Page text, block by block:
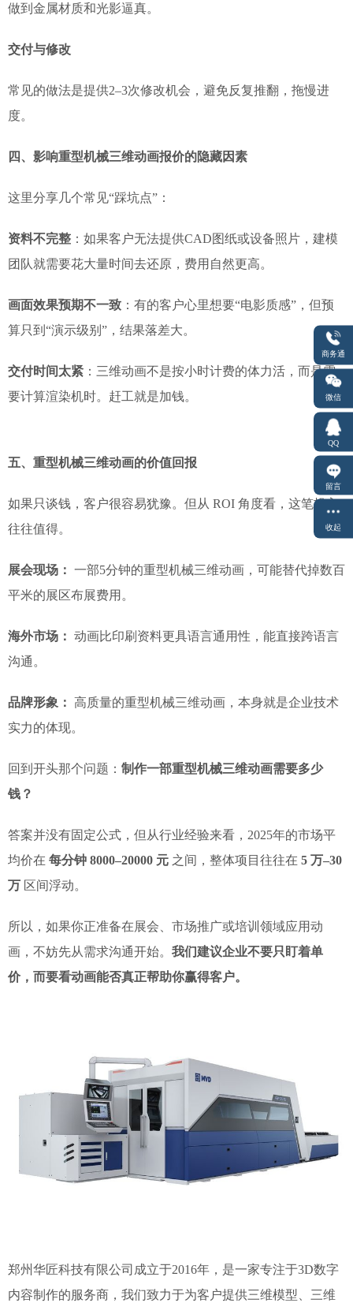
做到金属材质和光影逼真。
交付与修改
常见的做法是提供2–3次修改机会，避免反复推翻，拖慢进
度。
四、影响重型机械三维动画报价的隐藏因素
这里分享几个常见“踩坑点”：
资料不完整 ：如果客户无法提供CAD图纸或设备照片，建模
团队就需要花大量时间去还原，费用自然更高。
画面效果预期不一致 ：有的客户心里想要“电影质感”，但预
算只到“演示级别”，结果落差大。
交付时间太紧 ：三维动画不是按小时计费的体力活，而是需
要计算渲染机时。赶工就是加钱。
五、重型机械三维动画的价值回报
如果只谈钱，客户很容易犹豫。但从 ROI 角度看，这笔投入
往往值得。
展会现场： 一部5分钟的重型机械三维动画，可能替代掉数百
平米的展区布展费用。
海外市场： 动画比印刷资料更具语言通用性，能直接跨语言
沟通。
品牌形象： 高质量的重型机械三维动画，本身就是企业技术
实力的体现。
回到开头那个问题： 制作一部重型机械三维动画需要多少
钱？
答案并没有固定公式，但从行业经验来看，2025年的市场平
均价在 每分钟 8000–20000 元 之间，整体项目往往在 5 万–30
万 区间浮动。
所以，如果你正准备在展会、市场推广或培训领域应用动
画，不妨先从需求沟通开始。 我们建议企业不要只盯着单
价，而要看动画能否真正帮助你赢得客户。
郑州华匠科技有限公司成立于2016年，是一家专注于3D数字
内容制作的服务商，我们致力于为客户提供三维模型、三维
商务通
微信
QQ
留言
收起